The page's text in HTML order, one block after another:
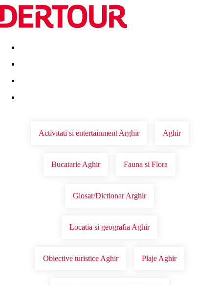
Destinatii Vacanta perfecta OFERTE DE NERATAT
Activitati si entertainment Arghir Aghir
Bucatarie Aghir Fauna si Flora
Glosar/Dictionar Arghir
Locatia si geografia Aghir
Obiective turistice Aghir Plaje Aghir